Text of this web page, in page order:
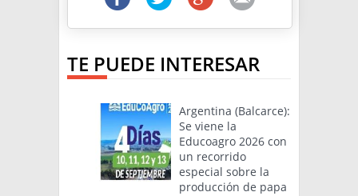
TE PUEDE INTERESAR
Argentina (Balcarce):
Se viene la
Educoagro 2026 con
un recorrido
especial sobre la
producción de papa